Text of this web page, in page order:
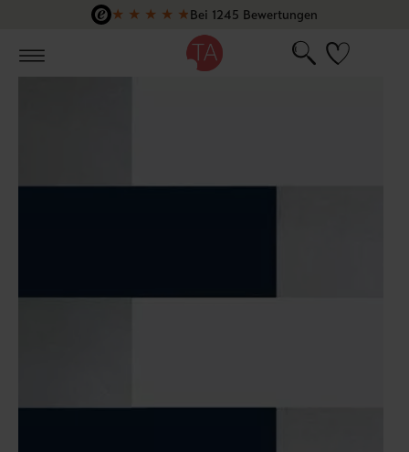
Zum Hauptinhalt springen
★ ★ ★ ★ ★Bei 1245 Bewertungen